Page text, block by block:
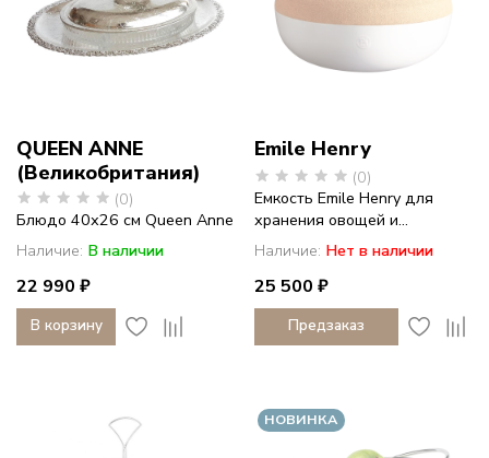
QUEEN ANNE
(Великобритания)
(0)
Блюдо 40х26 см Queen Anne
Наличие: В наличии
22 990 ₽
В корзину
Emile Henry
(0)
Емкость Emile Henry для
хранения овощей и...
Наличие: Нет в наличии
25 500 ₽
Предзаказ
НОВИНКА